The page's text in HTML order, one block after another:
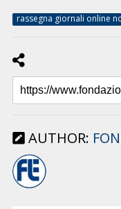
rassegna giornali online
AUTHOR: